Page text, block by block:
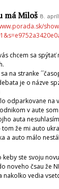
má Miloš 8.
chcem sa spýtať
na stranke
je o názve
odparkovane na
v aute
auta
tom že mi auto
a auto málo
keby ste svoju
noveho čsau že
nakolko vedia